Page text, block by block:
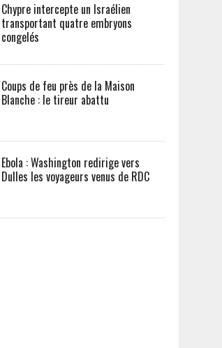
Chypre intercepte un Israélien
transportant quatre embryons
congelés
Coups de feu près de la Maison
Blanche : le tireur abattu
Ebola : Washington redirige vers
Dulles les voyageurs venus de RDC